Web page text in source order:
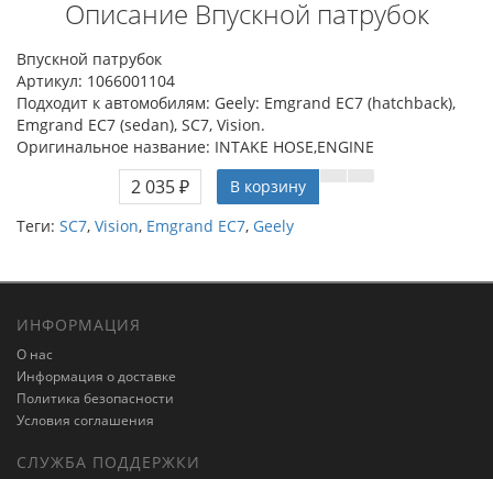
Описание Впускной патрубок
Впускной патрубок
Артикул: 1066001104
Подходит к автомобилям: Geely: Emgrand EC7 (hatchback),
Emgrand EC7 (sedan), SC7, Vision.
Оригинальное название: INTAKE HOSE,ENGINE
2 035 ₽
В корзину
Теги: SC7, Vision, Emgrand EC7, Geely
ИНФОРМАЦИЯ
О нас
Информация о доставке
Политика безопасности
Условия соглашения
СЛУЖБА ПОДДЕРЖКИ